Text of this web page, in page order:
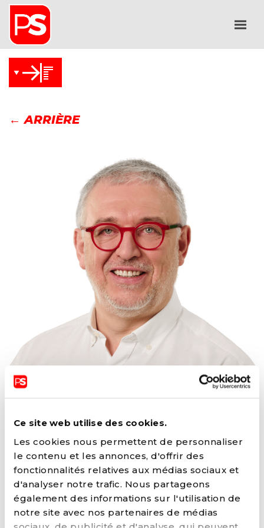
Ce site web utilise des cookies.
Les cookies nous permettent de personnaliser
le contenu et les annonces, d'offrir des
fonctionnalités relatives aux médias sociaux et
d'analyser notre trafic. Nous partageons
également des informations sur l'utilisation de
notre site avec nos partenaires de médias
← ARRIÈRE
ERIC MASSIN
FONCTIONS ACTUELLES
Député provincial (HAINAUT)
FONCTIONS AU SEIN DU PARTI
Membre du Comité fédéral avec voix